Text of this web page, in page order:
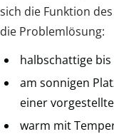
sich die Funktion
die Problemlösung:
halbschattige
am sonnigen
einer
warm mit